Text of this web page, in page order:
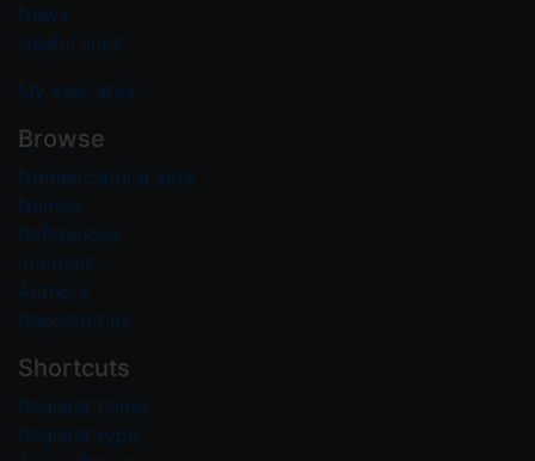
News
Useful links
My user area
Browse
Nomenclatural acts
Names
References
Journals
Authors
Repositories
Shortcuts
Register name
Register type